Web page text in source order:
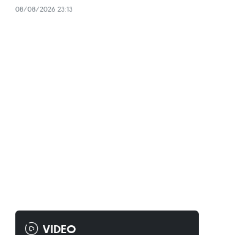
08/08/2026 23:13
VIDEO